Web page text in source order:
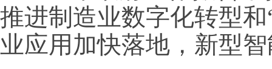
推进制造业数字化转型
业应用加快落地，新型